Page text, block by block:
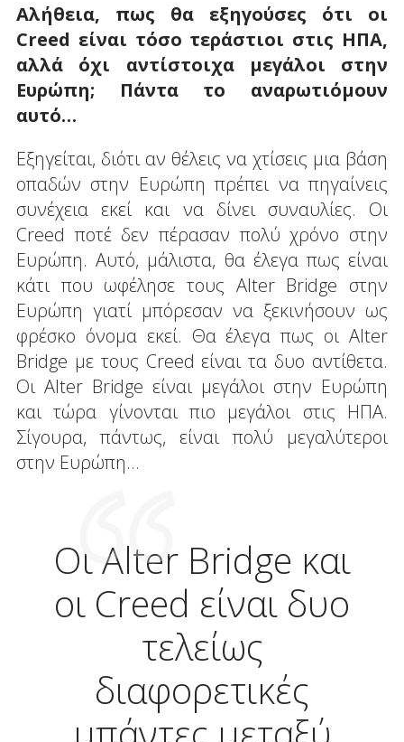
Αλήθεια, πως θα εξηγούσες ότι οι
Creed είναι τόσο τεράστιοι στις ΗΠΑ,
αλλά όχι αντίστοιχα μεγάλοι στην
Ευρώπη; Πάντα το αναρωτιόμουν
αυτό…
Εξηγείται, διότι αν θέλεις να χτίσεις μια βάση
οπαδών στην Ευρώπη πρέπει να πηγαίνεις
συνέχεια εκεί και να δίνει συναυλίες. Οι
Creed ποτέ δεν πέρασαν πολύ χρόνο στην
Ευρώπη. Αυτό, μάλιστα, θα έλεγα πως είναι
κάτι που ωφέλησε τους Alter Bridge στην
Ευρώπη γιατί μπόρεσαν να ξεκινήσουν ως
φρέσκο όνομα εκεί. Θα έλεγα πως οι Alter
Bridge με τους Creed είναι τα δυο αντίθετα.
Οι Alter Bridge είναι μεγάλοι στην Ευρώπη
και τώρα γίνονται πιο μεγάλοι στις ΗΠΑ.
Σίγουρα, πάντως, είναι πολύ μεγαλύτεροι
στην Ευρώπη…
Οι Alter Bridge και
οι Creed είναι δυο
τελείως
διαφορετικές